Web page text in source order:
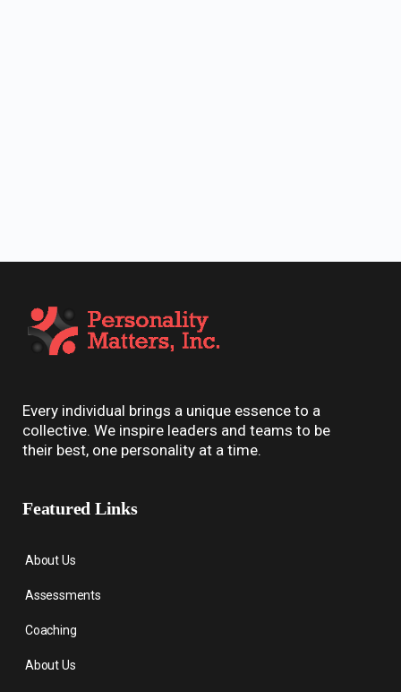
Every individual brings a unique essence to a
collective. We inspire leaders and teams to be
their best, one personality at a time.
Featured Links
About Us
Assessments
Coaching
About Us